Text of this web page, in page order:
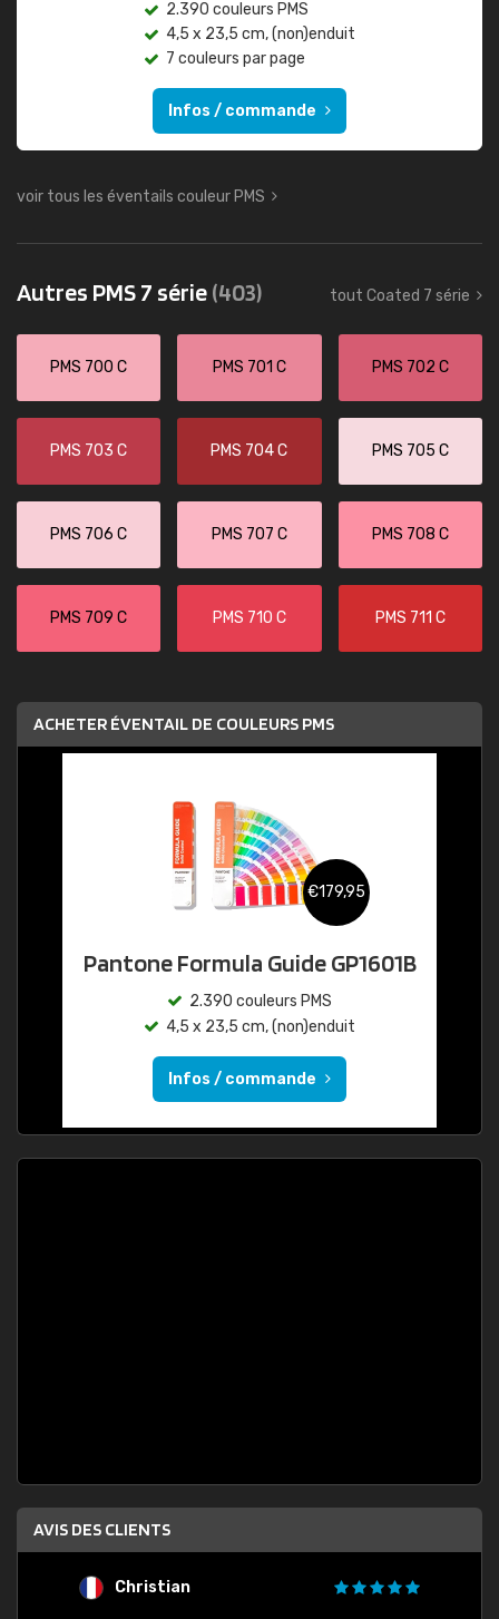
2.390 couleurs PMS
4,5 x 23,5 cm, (non)enduit
7 couleurs par page
Infos / commande
voir tous les éventails couleur PMS
Autres PMS 7 série(403) tout Coated 7 série
PMS 700 C PMS 701 C PMS 702 C
PMS 703 C PMS 704 C PMS 705 C
PMS 706 C PMS 707 C PMS 708 C
PMS 709 C PMS 710 C PMS 711 C
ACHETER ÉVENTAIL DE COULEURS PMS
€179,95
Pantone Formula Guide GP1601B
2.390 couleurs PMS
4,5 x 23,5 cm, (non)enduit
Infos / commande
AVIS DES CLIENTS
Christian